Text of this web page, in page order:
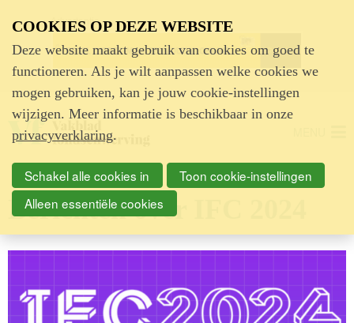
Advertentie
Berichten over IFC 2024
COOKIES OP DEZE WEBSITE
Deze website maakt gebruik van cookies om goed te
functioneren. Als je wilt aanpassen welke cookies we
mogen gebruiken, kan je jouw cookie-instellingen
wijzigen. Meer informatie is beschikbaar in onze
privacyverklaring.
Schakel alle cookies in
Toon cookie-instellingen
Alleen essentiële cookies